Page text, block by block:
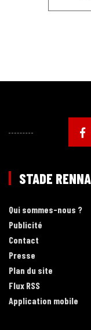
STADE
Qui sommes-nous ?
Publicité
Contact
Presse
Plan du site
Flux RSS
Application mobile